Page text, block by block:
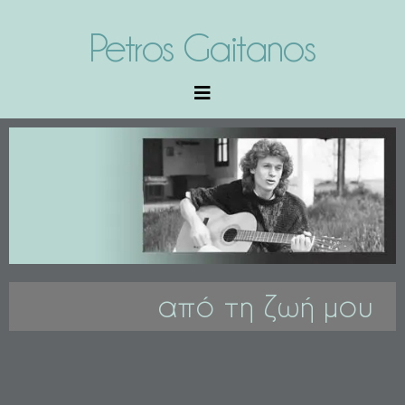
Petros Gaitanos
από τη ζωή μου​